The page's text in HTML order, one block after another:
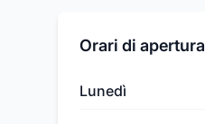
Orari di apertura
Lunedì